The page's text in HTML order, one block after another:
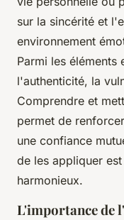
sur la sincérité et
environnement
Parmi les éléments
l'authenticité, la
Comprendre et
permet de
une confiance
de les appliquer
harmonieux.
L'importance de